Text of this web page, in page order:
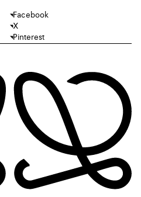
Facebook
X
Pinterest